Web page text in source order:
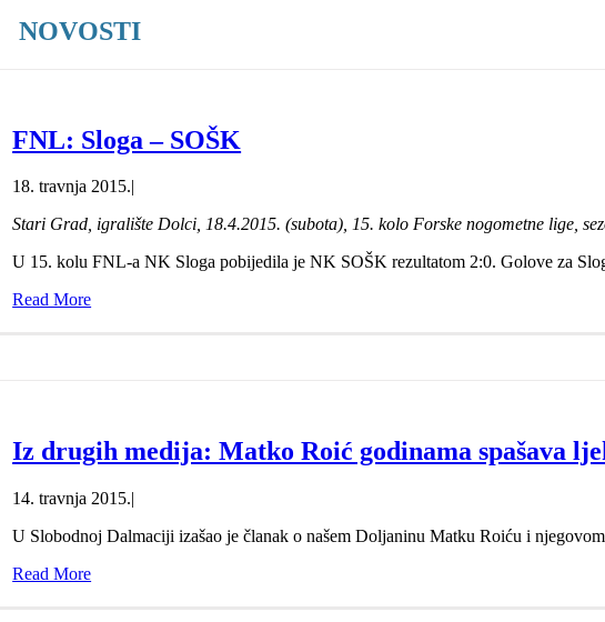
NOVOSTI
FNL: Sloga – SOŠK
18. travnja 2015.|
Stari Grad, igralište Dolci, 18.4.2015. (subota), 15. kolo Forske nogometne lige,
U 15. kolu FNL-a NK Sloga pobijedila je NK SOŠK rezultatom 2:0. Golove za
Read More
Iz drugih medija: Matko Roić godinama spašava
14. travnja 2015.|
U Slobodnoj Dalmaciji izašao je članak o našem Doljaninu Matku Roiću i
Read More